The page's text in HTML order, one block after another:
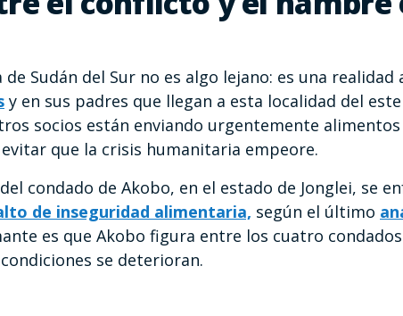
Sudán del Sur no es algo lejano: es una realidad
y en sus padres que llegan a esta localidad del
socios están enviando urgentemente
que la crisis humanitaria empeore.
condado de Akobo, en el estado de Jonglei, se
de inseguridad alimentaria, según el último
es que Akobo figura entre los cuatro
se deterioran.